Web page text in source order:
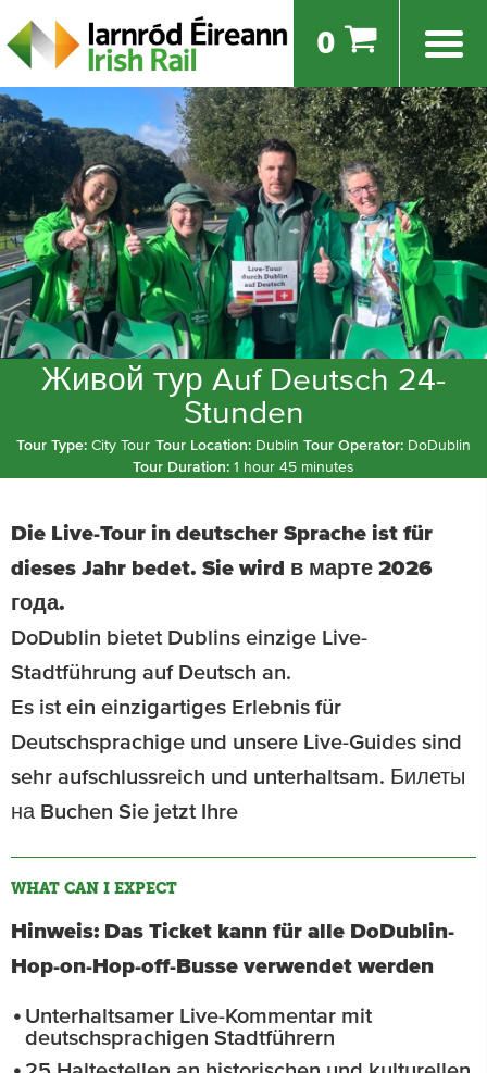
0
Живой тур Auf Deutsch 24-
Stunden
Tour Type: City Tour Tour Location: Dublin Tour Operator: DoDublin
Tour Duration: 1 hour 45 minutes
Die Live-Tour in deutscher Sprache ist für
dieses Jahr bedet. Sie wird в марте 2026
года.
DoDublin bietet Dublins einzige Live-
Stadtführung auf Deutsch an.
Es ist ein einzigartiges Erlebnis für
Deutschsprachige und unsere Live-Guides sind
sehr aufschlussreich und unterhaltsam. Билеты
на Buchen Sie jetzt Ihre
WHAT CAN I EXPECT
Hinweis: Das Ticket kann für alle DoDublin-
Hop-on-Hop-off-Busse verwendet werden
Unterhaltsamer Live-Kommentar mit
deutschsprachigen Stadtführern